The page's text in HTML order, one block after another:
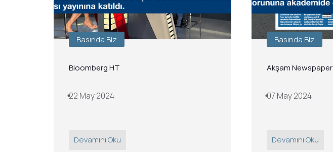
Basında Biz
Bloomberg HT
22 May 2024
Devamını Oku
Basında Biz
Akşam Newspaper
07 May 2024
Devamını Oku